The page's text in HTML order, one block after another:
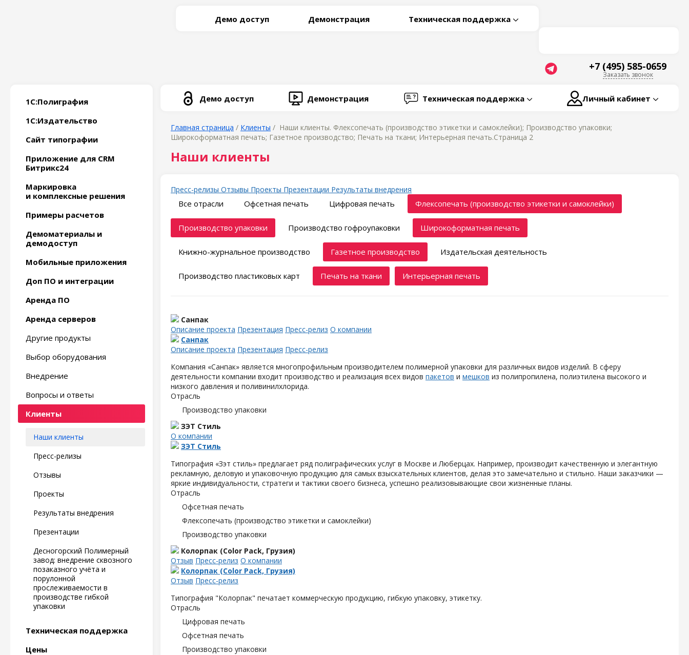
Демо доступ Демонстрация Техническая поддержка
+7 (495) 585-0659
Заказать звонок
1С:Полиграфия
1С:Издательство
Сайт типографии
Приложение для CRM
Битрикс24
Маркировка
и комплексные решения
Примеры расчетов
Демоматериалы и
демодоступ
Мобильные приложения
Доп ПО и интеграции
Аренда ПО
Аренда серверов
Другие продукты
Выбор оборудования
Внедрение
Вопросы и ответы
Клиенты
Наши клиенты
Пресс-релизы
Отзывы
Проекты
Результаты внедрения
Презентации
Десногорский Полимерный
завод: внедрение сквозного
позаказного учёта и
порулонной
прослеживаемости в
производстве гибкой
упаковки
Техническая поддержка
Цены
Демо доступ Демонстрация Техническая поддержка Личный кабинет
Главная страница / Клиенты / Наши клиенты. Флексопечать (производство этикетки и самоклейки); Производство упаковки;
Широкоформатная печать; Газетное производство; Печать на ткани; Интерьерная печать.Страница 2
Наши клиенты
Пресс-релизы Отзывы Проекты Презентации Результаты внедрения
Все отрасли Офсетная печать Цифровая печать Флексопечать (производство этикетки и самоклейки)
Производство упаковки Производство гофроупаковки Широкоформатная печать
Книжно-журнальное производство Газетное производство Издательская деятельность
Производство пластиковых карт Печать на ткани Интерьерная печать
Санпак
Описание проекта Презентация Пресс-релиз О компании
Санпак
Описание проекта Презентация Пресс-релиз
Компания «Санпак» является многопрофильным производителем полимерной упаковки для различных видов изделий. В сферу
деятельности компании входит производство и реализация всех видов пакетов и мешков из полипропилена, полиэтилена высокого и
низкого давления и поливинилхлорида.
Отрасль
Производство упаковки
ЗЭТ Стиль
О компании
ЗЭТ Стиль
Типография «Зэт cтиль» предлагает ряд полиграфических услуг в Москве и Люберцах. Например, производит качественную и элегантную
рекламную, деловую и упаковочную продукцию для самых взыскательных клиентов, делая это замечательно и стильно. Наши заказчики —
яркие индивидуальности, стратеги и тактики своего бизнеса, успешно реализовывающие свои жизненные планы.
Отрасль
Офсетная печать
Флексопечать (производство этикетки и самоклейки)
Производство упаковки
Колорпак (Color Pack, Грузия)
Отзыв Пресс-релиз О компании
Колорпак (Color Pack, Грузия)
Отзыв Пресс-релиз
Типография "Колорпак" печатает коммерческую продукцию, гибкую упаковку, этикетку.
Отрасль
Цифровая печать
Офсетная печать
Производство упаковки